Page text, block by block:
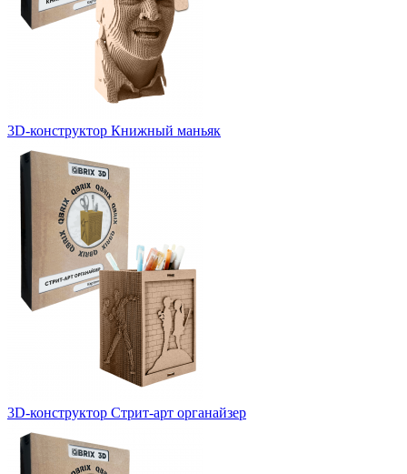
3D-конструктор Книжный маньяк
3D-конструктор Стрит-арт органайзер